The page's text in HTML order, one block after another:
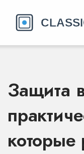
Защита
которые